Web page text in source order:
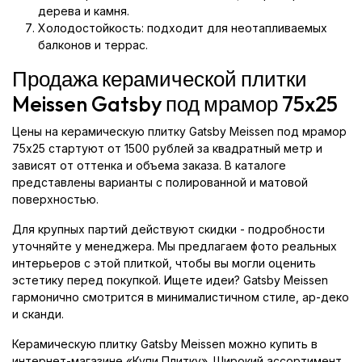
дерева и камня.
Холодостойкость: подходит для неотапливаемых
балконов и террас.
Продажа керамической плитки
Meissen Gatsby под мрамор 75x25
Цены на керамическую плитку Gatsby Meissen под мрамор
75x25 стартуют от 1500 рублей за квадратный метр и
зависят от оттенка и объема заказа. В каталоге
представлены варианты с полированной и матовой
поверхностью.
Для крупных партий действуют скидки - подробности
уточняйте у менеджера. Мы предлагаем фото реальных
интерьеров с этой плиткой, чтобы вы могли оценить
эстетику перед покупкой. Ищете идеи? Gatsby Meissen
гармонично смотрится в минималистичном стиле, ар-деко
и сканди.
Керамическую плитку Gatsby Meissen можно купить в